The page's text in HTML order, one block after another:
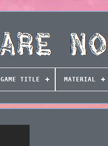
GAME TITLE MATERIAL